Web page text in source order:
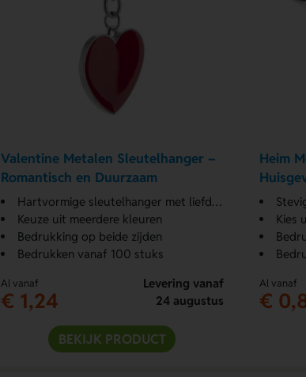
Valentine Metalen Sleutelhanger –
Romantisch en Duurzaam
Hartvormige sleutelhanger met liefdesboodschap
Keuze uit meerdere kleuren
Bedrukking op beide zijden
Bedrukken vanaf 100 stuks
Al vanaf
€ 1,24
Levering vanaf
24 augustus
BEKIJK PRODUCT
Heim
Kies
Al vanaf
€